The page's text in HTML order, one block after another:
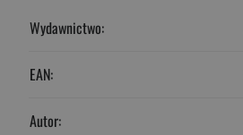
Wydawnictwo:
EAN:
Autor: